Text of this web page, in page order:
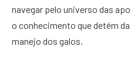
navegar pelo universo das
o conhecimento que detém
manejo dos galos.